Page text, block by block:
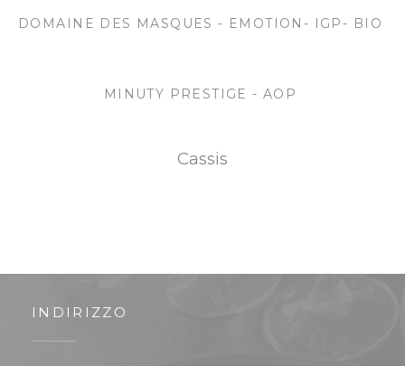
DOMAINE DES MASQUES - EMOTION- IGP- BIO
MINUTY PRESTIGE - AOP
Cassis
INDIRIZZO